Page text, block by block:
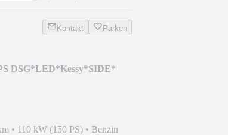
Kontakt Parken
DSG*LED*Kessy*SIDE*
• 110 kW (150 PS) • Benzin